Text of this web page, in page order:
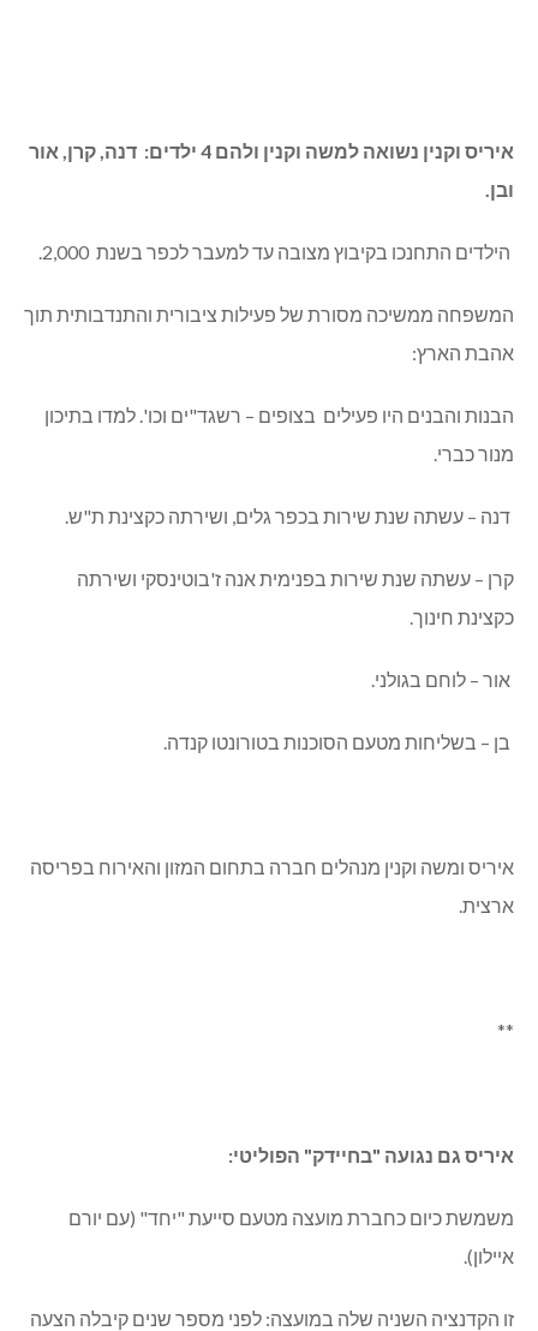
איריס וקנין נשואה למשה וקנין ולהם 4 ילדים: דנה, קרן, אור
ובן.
הילדים התחנכו בקיבוץ מצובה עד למעבר לכפר בשנת 2,000.
המשפחה ממשיכה מסורת של פעילות ציבורית והתנדבותית תוך
אהבת הארץ:
הבנות והבנים היו פעילים בצופים – רשגד"ים וכו'. למדו בתיכון
מנור כברי.
דנה – עשתה שנת שירות בכפר גלים, ושירתה כקצינת ת"ש.
קרן – עשתה שנת שירות בפנימית אנה ז'בוטינסקי ושירתה
כקצינת חינוך.
אור – לוחם בגולני.
בן – בשליחות מטעם הסוכנות בטורונטו קנדה.
איריס ומשה וקנין מנהלים חברה בתחום המזון והאירוח בפריסה
ארצית.
**
איריס גם נגועה "בחיידק" הפוליטי:
משמשת כיום כחברת מועצה מטעם סייעת "יחד" (עם יורם
איילון).
זו הקדנציה השניה שלה במועצה: לפני מספר שנים קיבלה הצעה